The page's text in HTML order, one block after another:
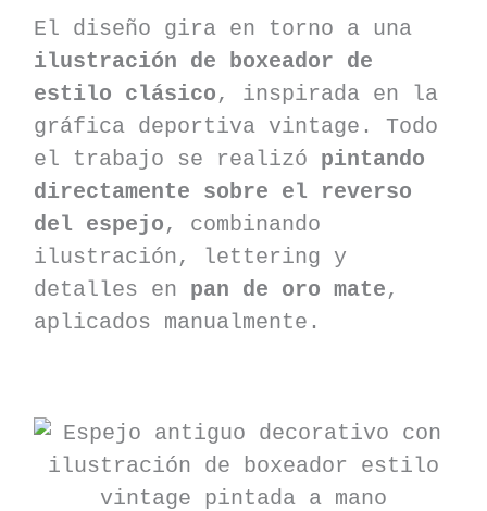
El diseño gira en torno a una
ilustración de boxeador de
estilo clásico, inspirada en la
gráfica deportiva vintage. Todo
el trabajo se realizó pintando
directamente sobre el reverso
del espejo, combinando
ilustración, lettering y
detalles en pan de oro mate,
aplicados manualmente.